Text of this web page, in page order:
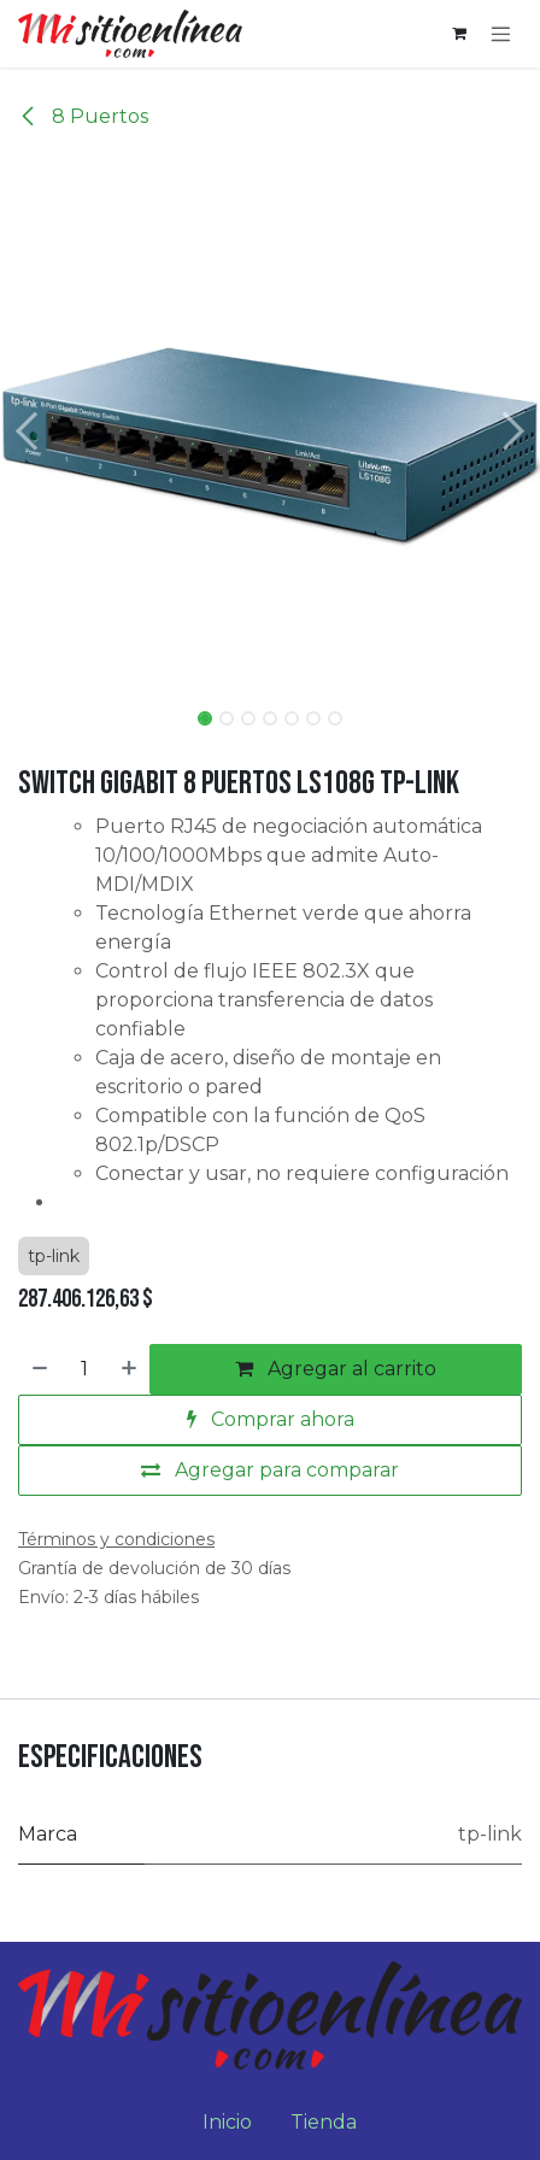
Ir al contenido
8 Puertos
Switch Gigabit 8 Puertos LS108G tp-link
Puerto RJ45 de negociación automática
10/100/1000Mbps que admite Auto-
MDI/MDIX
Tecnología Ethernet verde que ahorra
energía
Control de flujo IEEE 802.3X que
proporciona transferencia de datos
confiable
Caja de acero, diseño de montaje en
escritorio o pared
Compatible con la función de QoS
802.1p/DSCP
Conectar y usar, no requiere configuración
tp-link
287.406.126,63$
Agregar al carrito
Comprar ahora
Agregar para comparar
Términos y condiciones
Grantía de devolución de 30 días
Envío: 2-3 días hábiles
Especificaciones
Marca tp-link
Inicio Tienda